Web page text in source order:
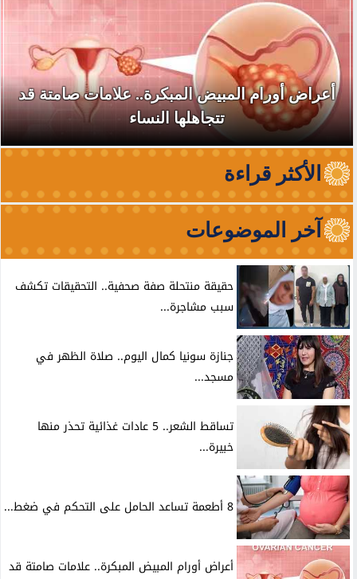
أعراض أورام المبيض المبكرة.. علامات صامتة قد
تتجاهلها النساء
الأكثر قراءة
آخر الموضوعات
حقيقة منتحلة صفة صحفية.. التحقيقات تكشف
سبب مشاجرة...
جنازة سونيا كمال اليوم.. صلاة الظهر في
مسجد...
تساقط الشعر.. 5 عادات غذائية تحذر منها
خبيرة...
8 أطعمة تساعد الحامل على التحكم في ضغط...
أعراض أورام المبيض المبكرة.. علامات صامتة قد